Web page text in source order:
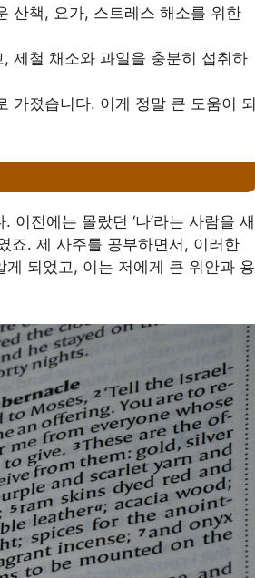
산책, 요가, 스트레스 해소를 위한
제철 채소와 과일을 충분히 섭취하
가졌습니다. 이게 정말 큰 도움이 되
전에는 몰랐던 ‘나’라는 사람을 새
죠. 제 사주를 공부하면서, 이러한
되었고, 이는 저에게 큰 위안과 용